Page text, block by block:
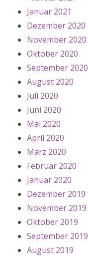
Januar 2021
Dezember 2020
November 2020
Oktober 2020
September 2020
August 2020
Juli 2020
Juni 2020
Mai 2020
April 2020
März 2020
Februar 2020
Januar 2020
Dezember 2019
November 2019
Oktober 2019
September 2019
August 2019